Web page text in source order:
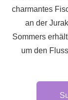
charmantes
an der
Sommers
um den